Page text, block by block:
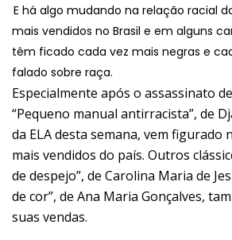
E há algo mudando na relação racial
mais vendidos no Brasil e em alguns
têm ficado cada vez mais negras e
falado sobre raça.
Especialmente após o assassinato
“Pequeno manual antirracista”, de
da ELA desta semana, vem figurado
mais vendidos do país. Outros
de despejo”, de Carolina Maria de
de cor”, de Ana Maria Gonçalves,
suas vendas.